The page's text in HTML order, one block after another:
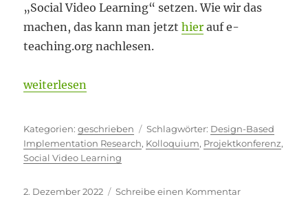
„Social Video Learning“ setzen. Wie wir das
machen, das kann man jetzthier auf e-
teaching.org nachlesen.
„Social Video Learning – zum Nachlesen“
weiterlesen
Kategorien
geschrieben Schlagwörter
Design-Based
Implementation Research, Kolloquium, Projektkonferenz,
Social Video Learning
Veröffentlicht
2. Dezember 2022 Schreibe einen Kommentarzu